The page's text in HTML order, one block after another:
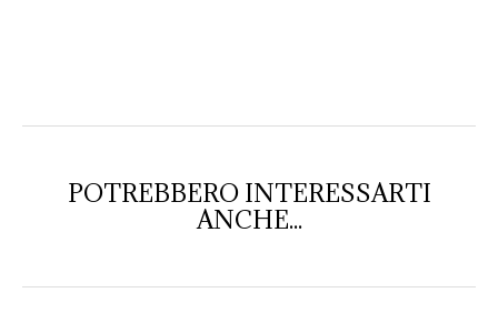
POTREBBERO INTERESSARTI
ANCHE...